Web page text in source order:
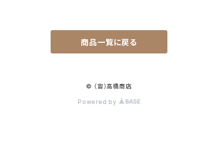
商品一覧に戻る
© （宙）高橋商店
Powered by